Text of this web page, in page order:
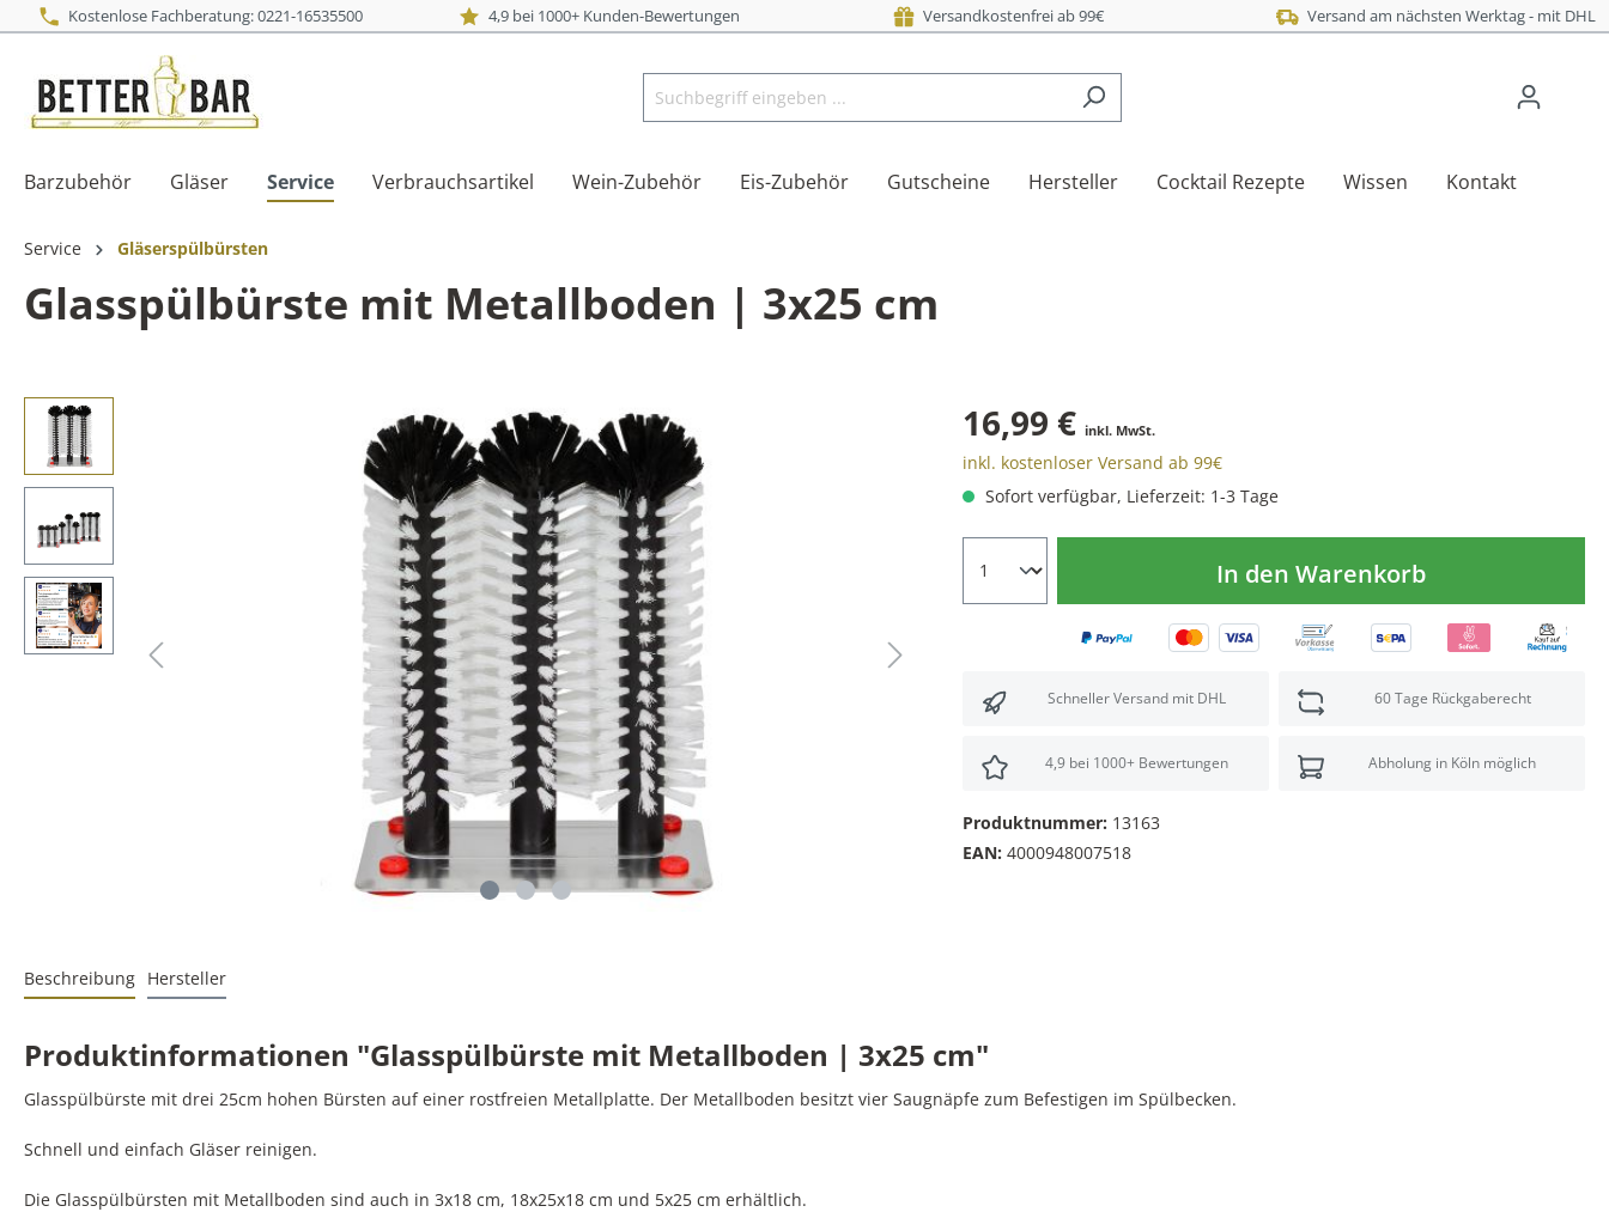
Kostenlose Fachberatung: 0221-16535500 4,9 bei 1000+ Kunden-Bewertungen Versandkostenfrei ab 99€ Versand am nächsten Werktag - mit DHL
Barzubehör Gläser Service Verbrauchsartikel Wein-Zubehör Eis-Zubehör Gutscheine Hersteller Cocktail Rezepte Wissen Kontakt
Service Gläserspülbürsten
Glasspülbürste mit Metallboden | 3x25 cm
16,99 € inkl. MwSt.
inkl. kostenloser Versand ab 99€
Sofort verfügbar, Lieferzeit: 1-3 Tage
In den Warenkorb
Schneller Versand mit DHL 60 Tage Rückgaberecht
4,9 bei 1000+ Bewertungen Abholung in Köln möglich
Produktnummer: 13163
EAN: 4000948007518
Beschreibung Hersteller
Produktinformationen "Glasspülbürste mit Metallboden | 3x25 cm"
Glasspülbürste mit drei 25cm hohen Bürsten auf einer rostfreien Metallplatte. Der Metallboden besitzt vier Saugnäpfe zum Befestigen im Spülbecken.
Schnell und einfach Gläser reinigen.
Die Glasspülbürsten mit Metallboden sind auch in 3x18 cm, 18x25x18 cm und 5x25 cm erhältlich.